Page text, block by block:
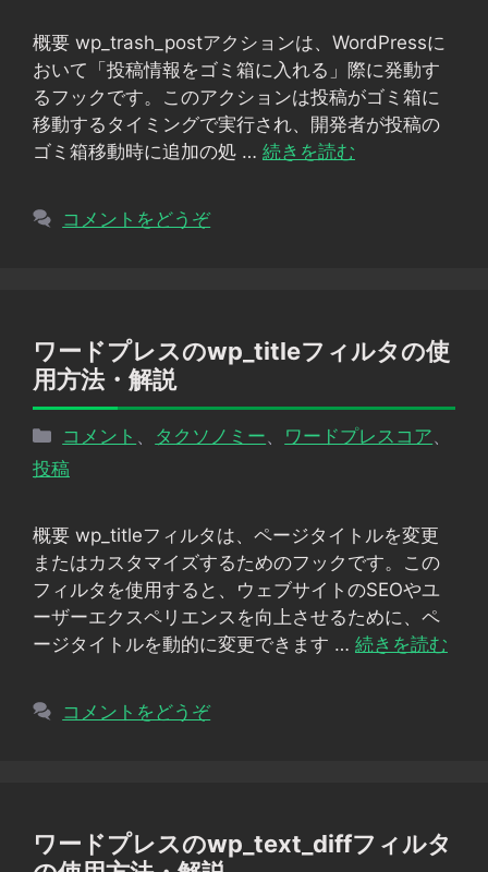
ー
概要 wp_trash_postアクションは、WordPressに
おいて「投稿情報をゴミ箱に入れる」際に発動す
るフックです。このアクションは投稿がゴミ箱に
移動するタイミングで実行され、開発者が投稿の
ゴミ箱移動時に追加の処 … 続きを読む
コメントをどうぞ
ワードプレスのwp_titleフィルタの使
用方法・解説
カ
テ
ー
コメント タクソノミー ワードプレスコア
投稿
概要 wp_titleフィルタは、ページタイトルを変更
またはカスタマイズするためのフックです。この
フィルタを使用すると、ウェブサイトのSEOやユ
ーザーエクスペリエンスを向上させるために、ペ
ージタイトルを動的に変更できます … 続きを読む
コメントをどうぞ
ワードプレスのwp_text_diffフィルタ